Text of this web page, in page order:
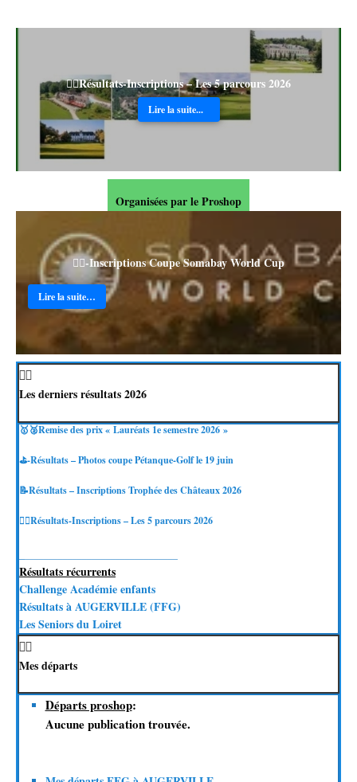
🏌️‍♂️Résultats-Inscriptions – Les 5 parcours 2026
Lire la suite...
Organisées par le Proshop
🏌️‍♂️-Inscriptions Coupe Somabay World Cup
Lire la suite…
Les derniers résultats 2026
🥇🥈Remise des prix « Lauréats 1e semestre 2026 »
⛳-Résultats – Photos coupe Pétanque-Golf le 19 juin
📝Résultats – Inscriptions Trophée des Châteaux 2026
🏌️‍♂️Résultats-Inscriptions – Les 5 parcours 2026
Résultats récurrents
Challenge Académie enfants
Résultats à AUGERVILLE (FFG)
Les Seniors du Loiret
Mes départs
Départs proshop:
Aucune publication trouvée.